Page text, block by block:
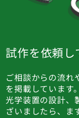
試作を依頼し
ご相談からの流れ
を掲載しています。
光学装置の設計、
ざいましたら、ま